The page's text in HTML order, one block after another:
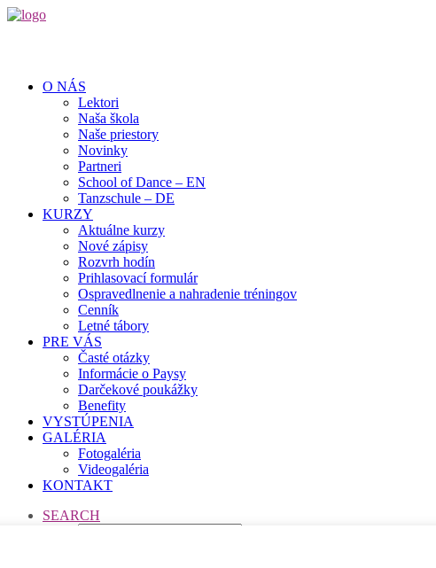
O NÁS
Lektori
Naša škola
Naše priestory
Novinky
Partneri
School of Dance – EN
Tanzschule – DE
KURZY
Aktuálne kurzy
Nové zápisy
Rozvrh hodín
Prihlasovací formulár
Ospravedlnenie a nahradenie tréningov
Cenník
Letné tábory
PRE VÁS
Časté otázky
Informácie o Paysy
Darčekové poukážky
Benefity
VYSTÚPENIA
GALÉRIA
Fotogaléria
Videogaléria
KONTAKT
SEARCH